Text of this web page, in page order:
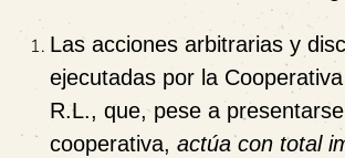
Las acciones arbitrarias y
ejecutadas por la
R.L., que, pese a
cooperativa, actúa con total